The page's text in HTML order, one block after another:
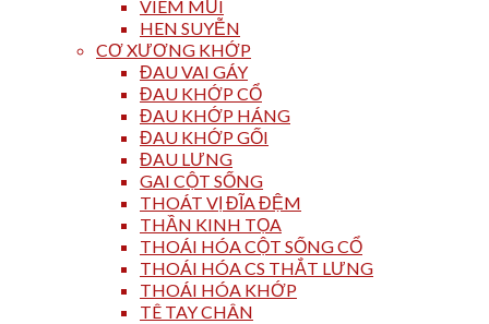
VIÊM MŨI
HEN SUYỄN
CƠ XƯƠNG KHỚP
ĐAU VAI GÁY
ĐAU KHỚP CỔ
ĐAU KHỚP HÁNG
ĐAU KHỚP GỐI
ĐAU LƯNG
GAI CỘT SỐNG
THOÁT VỊ ĐĨA ĐỆM
THẦN KINH TỌA
THOÁI HÓA CỘT SỐNG CỔ
THOÁI HÓA CS THẮT LƯNG
THOÁI HÓA KHỚP
TÊ TAY CHÂN